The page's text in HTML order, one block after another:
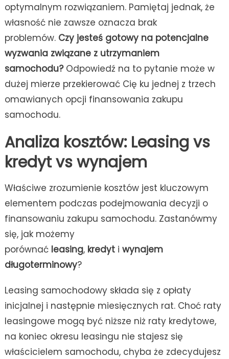
optymalnym rozwiązaniem. Pamiętaj jednak, że
własność nie zawsze oznacza brak
problemów. Czy jesteś gotowy na potencjalne
wyzwania związane z utrzymaniem
samochodu?Odpowiedź na to pytanie może w
dużej mierze przekierować Cię ku jednej z trzech
omawianych opcji finansowania zakupu
samochodu.
Analiza kosztów: Leasing vs
kredyt vs wynajem
Właściwe zrozumienie kosztów jest kluczowym
elementem podczas podejmowania decyzji o
finansowaniu zakupu samochodu. Zastanówmy
się, jak możemy
porównać leasing, kredyti wynajem
długoterminowy?
Leasing samochodowy składa się z opłaty
inicjalnej i następnie miesięcznych rat. Choć raty
leasingowe mogą być niższe niż raty kredytowe,
na koniec okresu leasingu nie stajesz się
właścicielem samochodu, chyba że zdecydujesz